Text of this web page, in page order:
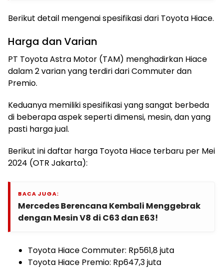
Berikut detail mengenai spesifikasi dari Toyota Hiace.
Harga dan Varian
PT Toyota Astra Motor (TAM) menghadirkan Hiace
dalam 2 varian yang terdiri dari Commuter dan
Premio.
Keduanya memiliki spesifikasi yang sangat berbeda
di beberapa aspek seperti dimensi, mesin, dan yang
pasti harga jual.
Berikut ini daftar harga Toyota Hiace terbaru per Mei
2024 (OTR Jakarta):
BACA JUGA:
Mercedes Berencana Kembali Menggebrak
dengan Mesin V8 di C63 dan E63!
Toyota Hiace Commuter: Rp561,8 juta
Toyota Hiace Premio: Rp647,3 juta